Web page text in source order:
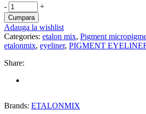
PIGMENT
ETALON
MIX
PENTRU
EYELINER
BY
ANNA
NUANTA
MIDNIGHT
- +
Cumpara
Adauga la wishlist
Categories: etalon mix, Pigment
etalonmix, eyeliner, PIGMENT
Share:
Brands: ETALONMIX